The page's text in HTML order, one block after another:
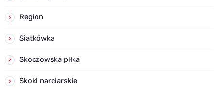
Region
Siatkówka
Skoczowska piłka
Skoki narciarskie